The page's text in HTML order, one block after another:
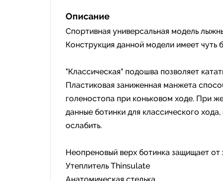
Описание
Спортивная универсальная модель
Конструкция данной модели имеет чуть
"Классическая" подошва позволяет
Пластиковая заниженная манжета
голеностопа при коньковом ходе. При
данные ботинки для классического
ослабить.
Неопреновый верх ботинка защищает от
Утеплитель Thinsulate